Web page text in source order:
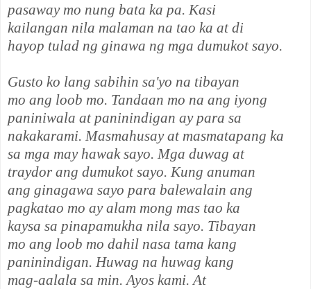
pasaway mo nung bata ka pa. Kasi
kailangan nila malaman na tao ka at di
hayop tulad ng ginawa ng mga dumukot sayo.
Gusto ko lang sabihin sa'yo na tibayan
mo ang loob mo. Tandaan mo na ang iyong
paniniwala at paninindigan ay para sa
nakakarami. Masmahusay at masmatapang ka
sa mga may hawak sayo. Mga duwag at
traydor ang dumukot sayo. Kung anuman
ang ginagawa sayo para balewalain ang
pagkatao mo ay alam mong mas tao ka
kaysa sa pinapamukha nila sayo. Tibayan
mo ang loob mo dahil nasa tama kang
paninindigan. Huwag na huwag kang
mag-aalala sa min. Ayos kami. At